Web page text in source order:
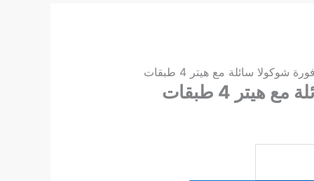
شوكولا سائلة مع هيتر 4 طبقات
4 طبقات